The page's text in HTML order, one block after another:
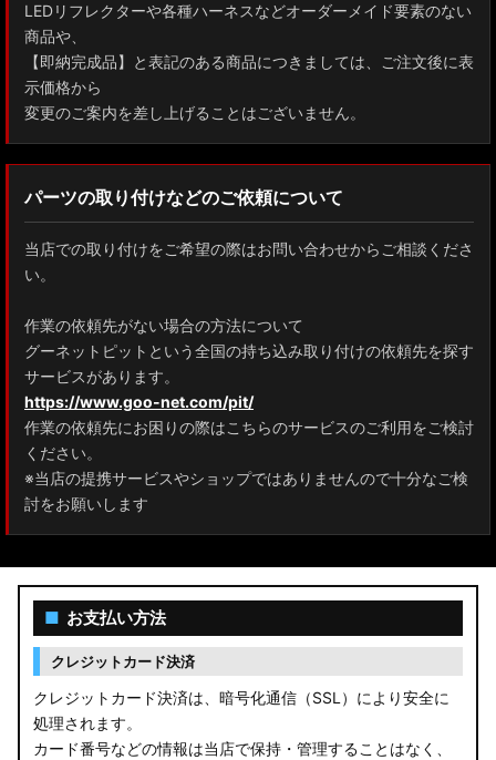
AAHH40W/AAHH45W/AGH40W アルファード
AYH30/GGH30/35/AGH30/35 ヴェルファイア
AYH30/GGH30/35/AGH30/35 アルファード
ACR50 エスティマ
ZWR90W/ZWR95W/MZRA90W/MZRA95W ノア/ヴォクシー
ZRR80 ノア/ヴォクシー
NHP17/NSP17NCP17 シエンタ
M900A/M910A ルーミー
A200A/A210A ライズ
E52 エルグランド
T32 エクストレイル
C28 セレナ
B21A デイズルークス
LEDリフレクターや各種ハーネスなどオーダーメイド要素のない
商品や、
【即納完成品】と表記のある商品につきましては、ご注文後に表
示価格から
変更のご案内を差し上げることはございません。
パーツの取り付けなどのご依頼について
当店での取り付けをご希望の際はお問い合わせからご相談くださ
い。
作業の依頼先がない場合の方法について
グーネットピットという全国の持ち込み取り付けの依頼先を探す
サービスがあります。
https://www.goo-net.com/pit/
作業の依頼先にお困りの際はこちらのサービスのご利用をご検討
ください。
※当店の提携サービスやショップではありませんので十分なご検
討をお願いします
■ お支払い方法
クレジットカード決済
クレジットカード決済は、暗号化通信（SSL）により安全に
処理されます。
カード番号などの情報は当店で保持・管理することはなく、